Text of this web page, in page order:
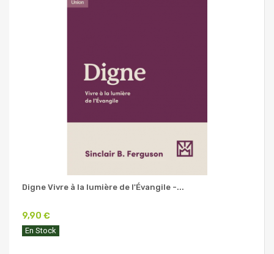
Digne Vivre à la lumière de l'Évangile -...
9,90 €
En Stock